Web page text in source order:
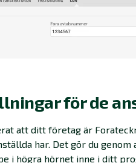
för de
att ditt företag är
har. Det gör du genom
i högra hörnet inne i ditt